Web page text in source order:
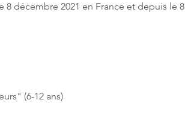
décembre 2021 en France et depuis le 8
(6-12 ans)